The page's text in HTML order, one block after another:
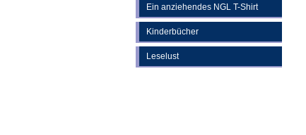
Ein anziehendes NGL T-Shirt
Kinderbücher
Leselust